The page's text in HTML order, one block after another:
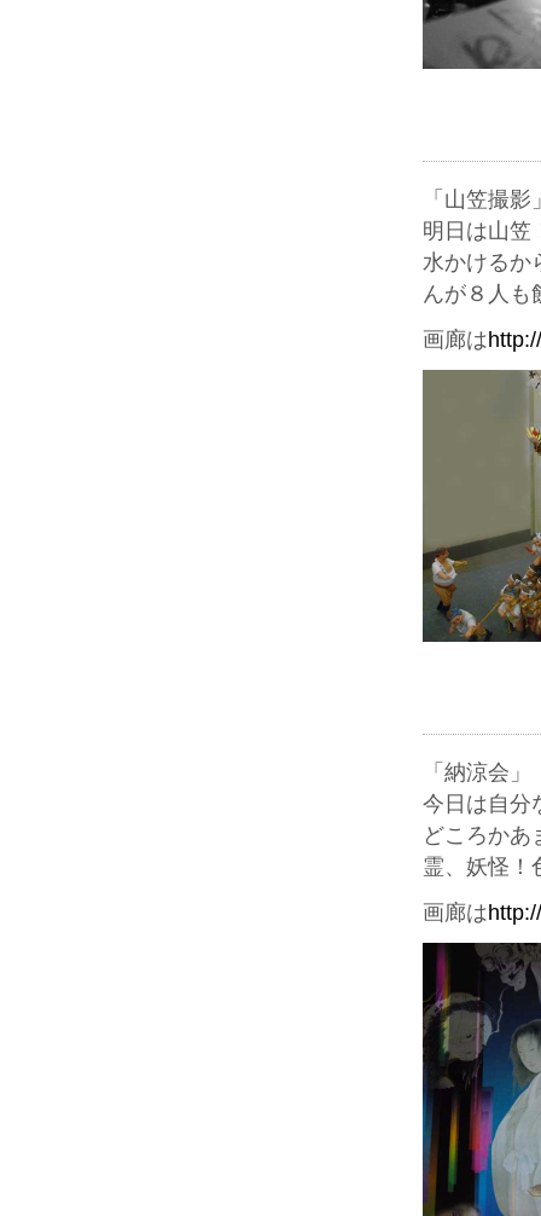
「山笠撮影
明日は山笠
水かけるか
んが８人も
画廊は
「納涼会」
今日は自分
どころかあ
霊、妖怪！
画廊は